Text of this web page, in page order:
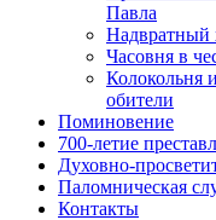
Павла
Надвратный
Часовня в
Колокольня
обители
Поминовение
700-летие
Духовно-
Паломническая
Контакты